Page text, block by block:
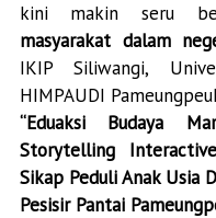
kini makin seru
masyarakat dalam
IKIP Siliwangi,
HIMPAUDI
“Eduaksi Budaya
Storytelling
Sikap Peduli Anak Usia
Pesisir Pantai